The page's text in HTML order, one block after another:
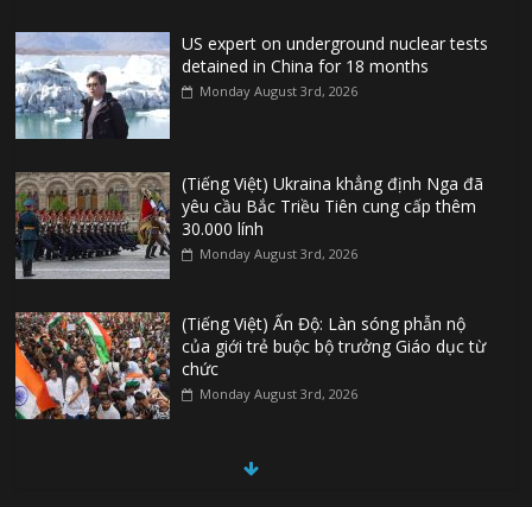
US expert on underground nuclear tests
detained in China for 18 months
Monday August 3rd, 2026
(Tiếng Việt) Ukraina khẳng định Nga đã
yêu cầu Bắc Triều Tiên cung cấp thêm
30.000 lính
Monday August 3rd, 2026
(Tiếng Việt) Ấn Độ: Làn sóng phẫn nộ
của giới trẻ buộc bộ trưởng Giáo dục từ
chức
Monday August 3rd, 2026
(Tiếng Việt) Đức: Thủ phạm vụ khủng bố